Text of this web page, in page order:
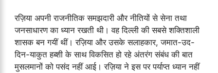
रज़िया अपनी राजनीतिक समझदारी और नीतियों से सेना तथा
जनसाधारण का ध्यान रखती थी। वह दिल्ली की सबसे शक्तिशाली
शासक बन गयीं थीं। रज़िया और उसके सलाहकार, जमात-उद-
दिन-याकुत हब्शी के साथ विकसित हो रहे अंतरंग संबंध की बात
मुसलमानों को पसंद नहीं आई। रज़िया ने इस पर पर्याप्त ध्यान नहीं